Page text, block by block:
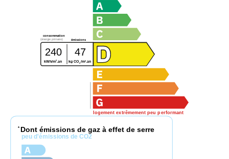
logement extrêmement peu performant
consommation
émissions
(énergie primaire)
240 47
kWh/m2.an kg CO2 /m2 .an
* Dont émissions de gaz à effet de serre
peu d'émissions de CO2